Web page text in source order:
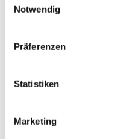
unserer
Notwendig
Präferenzen
Statistiken
Marketing